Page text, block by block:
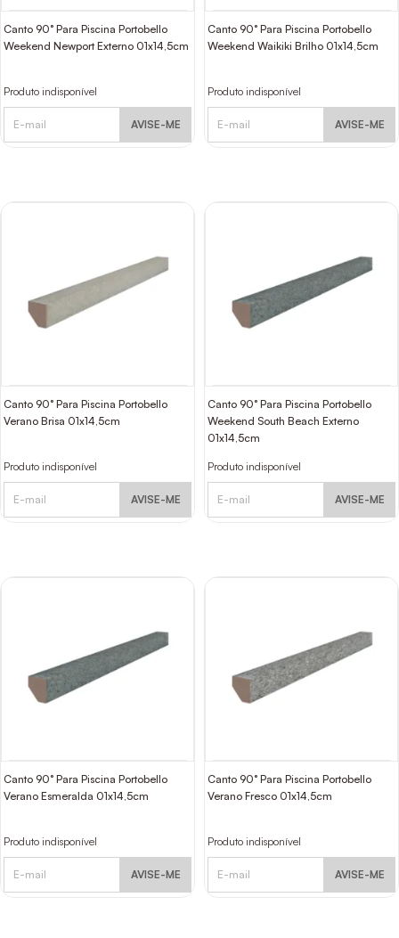
Canto 90° Para Piscina Portobello
Weekend Newport Externo 01x14,5cm
Produto indisponível
AVISE-ME
Canto 90° Para Piscina Portobello
Weekend Waikiki Brilho 01x14,5cm
Produto indisponível
AVISE-ME
Canto 90° Para Piscina Portobello
Verano Brisa 01x14,5cm
Produto indisponível
AVISE-ME
Canto 90° Para Piscina Portobello
Weekend South Beach Externo
01x14,5cm
Produto indisponível
AVISE-ME
Canto 90° Para Piscina Portobello
Verano Esmeralda 01x14,5cm
Produto indisponível
AVISE-ME
Canto 90° Para Piscina Portobello
Verano Fresco 01x14,5cm
Produto indisponível
AVISE-ME